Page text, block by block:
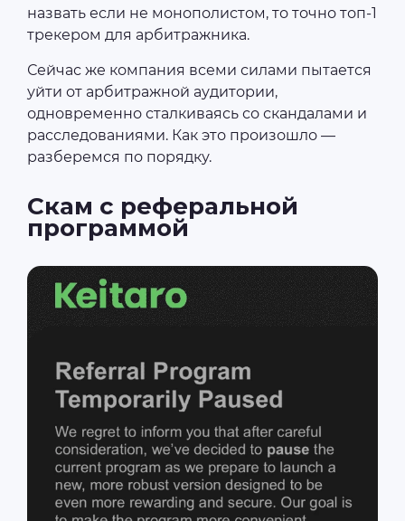
назвать если не монополистом, то точно топ-1
трекером для арбитражника.
Сейчас же компания всеми силами пытается
уйти от арбитражной аудитории,
одновременно сталкиваясь со скандалами и
расследованиями. Как это произошло —
разберемся по порядку.
Скам с реферальной
программой